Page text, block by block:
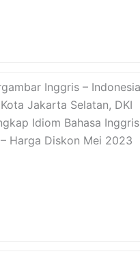
Inggris –
Jakarta Selatan, DKI
Idiom Bahasa
Harga Diskon Mei 2023